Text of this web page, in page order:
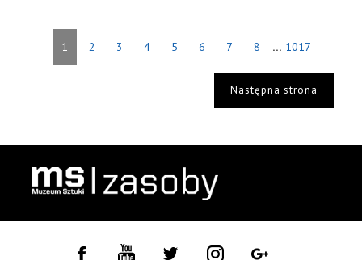
1 2 3 4 5 6 7 8 ... 1017
Następna strona